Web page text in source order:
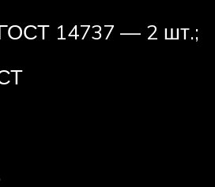
14737 — 2 шт.;